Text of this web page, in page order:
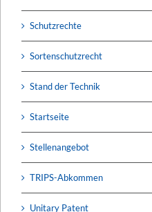
Schutzrechte
Sortenschutzrecht
Stand der Technik
Startseite
Stellenangebot
TRIPS-Abkommen
Unitary Patent